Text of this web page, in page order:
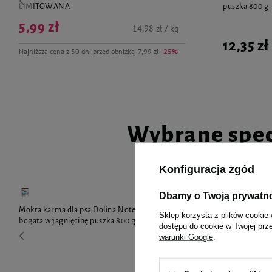
obecna piszczałka, którą można wyłączyć przez wepchnięcie zawleczki do
LIMITOWANA
Najniższa cena z 30 dni przed obniżką 7,99 zł -25%
5,99 zł 14,98 zł / kg
puszka 800 g
12,35 zł
Wybrane
Mokra karma dla psa Dolina Noteci Premium
bogata w jagnięcinę puszka 800 g
Mokra karma
bogata w
Konfiguracja zgód
Dbamy o Twoją
Sklep korzysta z plików cookie
dostępu do cookie w Twojej
warunki Google